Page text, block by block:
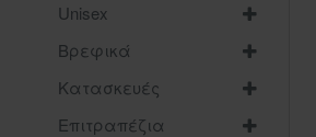
Unisex
Βρεφικά
Κατασκευές
Επιτραπέζια